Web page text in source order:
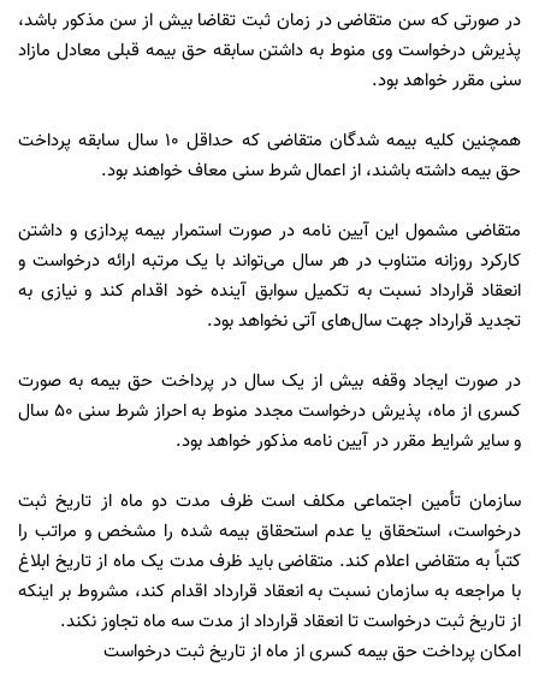
در صورتی که سن متقاضی در زمان ثبت تقاضا بیش از سن مذکور باشد،
پذیرش درخواست وی منوط به داشتن سابقه حق بیمه قبلی معادل مازاد
سنی مقرر خواهد بود.
همچنین کلیه بیمه شدگان متقاضی که حداقل ۱۰ سال سابقه پرداخت
حق بیمه داشته باشند، از اعمال شرط سنی معاف خواهند بود.
متقاضی مشمول این آیین نامه در صورت استمرار بیمه پردازی و داشتن
کارکرد روزانه متناوب در هر سال می‌تواند با یک مرتبه ارائه درخواست و
انعقاد قرارداد نسبت به تکمیل سوابق آینده خود اقدام کند و نیازی به
تجدید قرارداد جهت سال‌های آتی نخواهد بود.
در صورت ایجاد وقفه بیش از یک سال در پرداخت حق بیمه به صورت
کسری از ماه، پذیرش درخواست مجدد منوط به احراز شرط سنی ۵۰ سال
و سایر شرایط مقرر در آیین نامه مذکور خواهد بود.
سازمان تأمین اجتماعی مکلف است ظرف مدت دو ماه از تاریخ ثبت
درخواست، استحقاق یا عدم استحقاق بیمه شده را مشخص و مراتب را
کتباً به متقاضی اعلام کند. متقاضی باید ظرف مدت یک ماه از تاریخ ابلاغ
با مراجعه به سازمان نسبت به انعقاد قرارداد اقدام کند، مشروط بر اینکه
از تاریخ ثبت درخواست تا انعقاد قرارداد از مدت سه ماه تجاوز نکند.
امکان پرداخت حق بیمه کسری از ماه از تاریخ ثبت درخواست